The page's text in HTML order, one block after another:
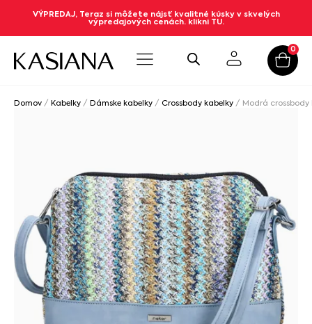
VÝPREDAJ, Teraz si môžete nájsť kvalitné kúsky v skvelých
výpredajových cenách. klikni TU.
0
Domov / Kabelky / Dámske kabelky / Crossbody kabelky / Modrá crossbody